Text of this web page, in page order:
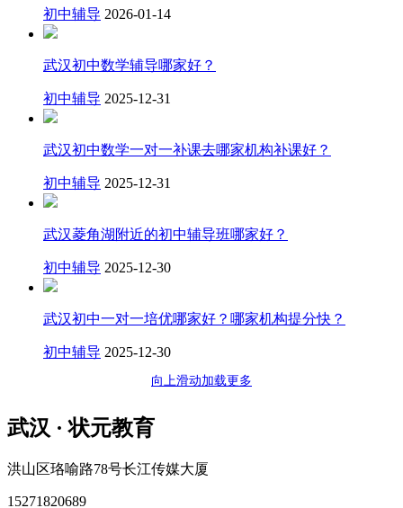
初中辅导 2026-01-14
武汉初中数学辅导哪家好？
初中辅导 2025-12-31
武汉初中数学一对一补课去哪家机构补课好？
初中辅导 2025-12-31
武汉菱角湖附近的初中辅导班哪家好？
初中辅导 2025-12-30
武汉初中一对一培优哪家好？哪家机构提分快？
初中辅导 2025-12-30
向上滑动加载更多
武汉 · 状元教育
洪山区珞喻路78号长江传媒大厦
15271820689